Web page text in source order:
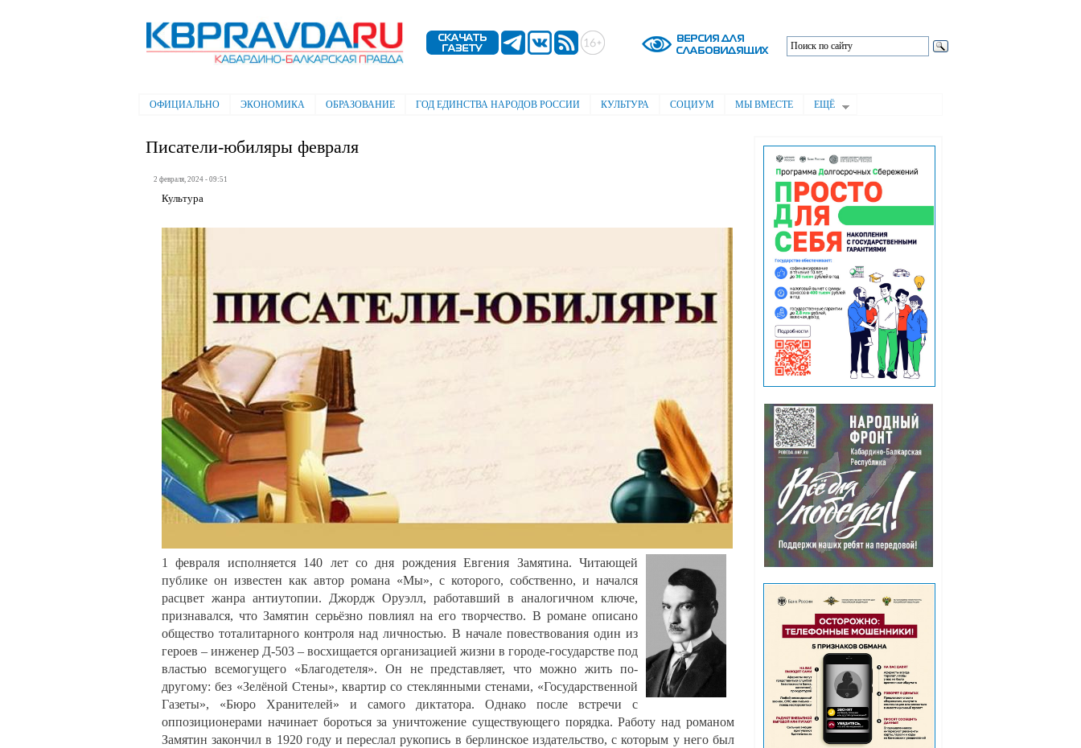
содержанию
Электронная газета "Кабардино-
Балкарская правда"
Главное меню
ОФИЦИАЛЬНО ЭКОНОМИКА ОБРАЗОВАНИЕ ГОД ЕДИНСТВА НАРОДОВ РОССИИ КУЛЬТУРА СОЦИУМ МЫ ВМЕСТЕ ЕЩЁ
Писатели-юбиляры февраля
2 февраля, 2024 - 09:51
Культура
1 февраля исполняется 140 лет со дня рождения Евгения Замятина. Читающей
публике он известен как автор романа «Мы», с которого, собственно, и начался
расцвет жанра антиутопии. Джордж Оруэлл, работавший в аналогичном ключе,
признавался, что Замятин серьёзно повлиял на его творчество. В романе описано
общество тоталитарного контроля над личностью. В начале повествования один из
героев – инженер Д-503 – восхищается организацией жизни в городе-государстве под
властью всемогущего «Благодетеля». Он не представляет, что можно жить по-
другому: без «Зелёной Стены», квартир со стеклянными стенами, «Государственной
Газеты», «Бюро Хранителей» и самого диктатора. Однако после встречи с
оппозиционерами начинает бороться за уничтожение существующего порядка. Работу над романом
Замятин закончил в 1920 году и переслал рукопись в берлинское издательство, с которым у него был